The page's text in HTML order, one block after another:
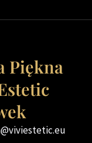
Piękna